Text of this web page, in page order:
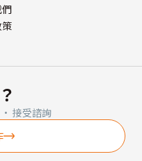
接受諮詢